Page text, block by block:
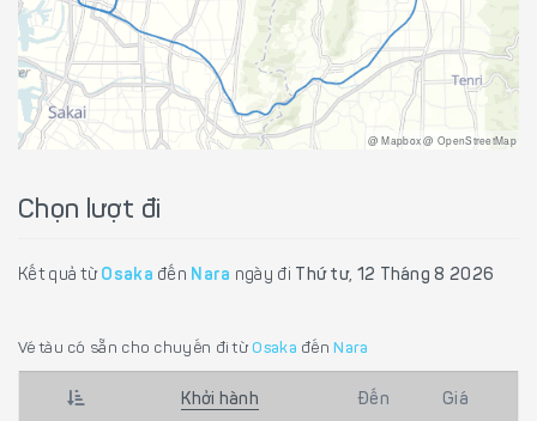
@ Mapbox @ OpenStreetMap
Chọn lượt đi
Kết quả từ Osaka đến Nara ngày đi Thứ tư, 12 Tháng 8 2026
Vé tàu có sẵn cho chuyến đi từOsaka đến Nara
Khởi hành Đến Giá